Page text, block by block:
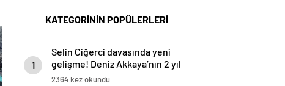
KATEGORİNİN POPÜLERLERİ
1
Selin Ciğerci davasında yeni
gelişme! Deniz Akkaya’nın 2 yıl
hapsi istendi
2364 kez okundu